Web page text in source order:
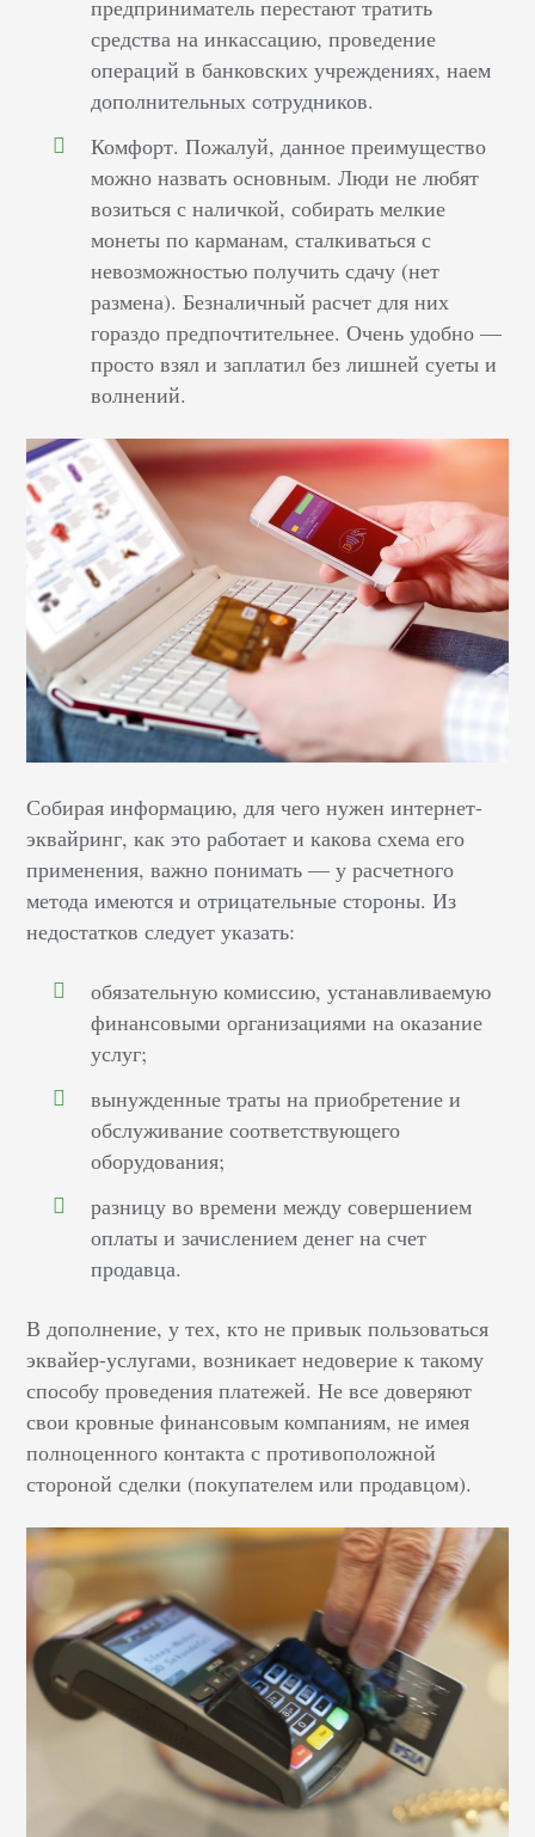
предприниматель перестают тратить
средства на инкассацию, проведение
операций в банковских учреждениях, наем
дополнительных сотрудников.
Комфорт. Пожалуй, данное преимущество
можно назвать основным. Люди не любят
возиться с наличкой, собирать мелкие
монеты по карманам, сталкиваться с
невозможностью получить сдачу (нет
размена). Безналичный расчет для них
гораздо предпочтительнее. Очень удобно —
просто взял и заплатил без лишней суеты и
волнений.
Собирая информацию, для чего нужен интернет-
эквайринг, как это работает икаковасхемаего
применения, важно понимать — у расчетного
метода имеются и отрицательные стороны. Из
недостатков следует указать:
обязательную комиссию, устанавливаемую
финансовыми организациями на оказание
услуг;
вынужденные траты на приобретение и
обслуживание соответствующего
оборудования;
разницу во времени между совершением
оплаты и зачислением денег на счет
продавца.
В дополнение, у тех, кто не привык пользоваться
эквайер-услугами, возникает недоверие к такому
способу проведения платежей. Не все доверяют
свои кровные финансовым компаниям, не имея
полноценного контакта с противоположной
стороной сделки (покупателем или продавцом).